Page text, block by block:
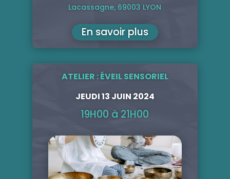
Lacassagne, 69003 LYON
En savoir plus
ATELIER :ÉVEIL SENSORIEL
JEUDI 13 JUIN 2024
19H00 à 21H00